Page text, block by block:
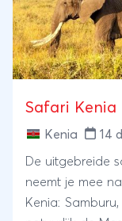
Safari Kenia
Kenia 14
De uitgebreide
neemt je mee
Kenia: